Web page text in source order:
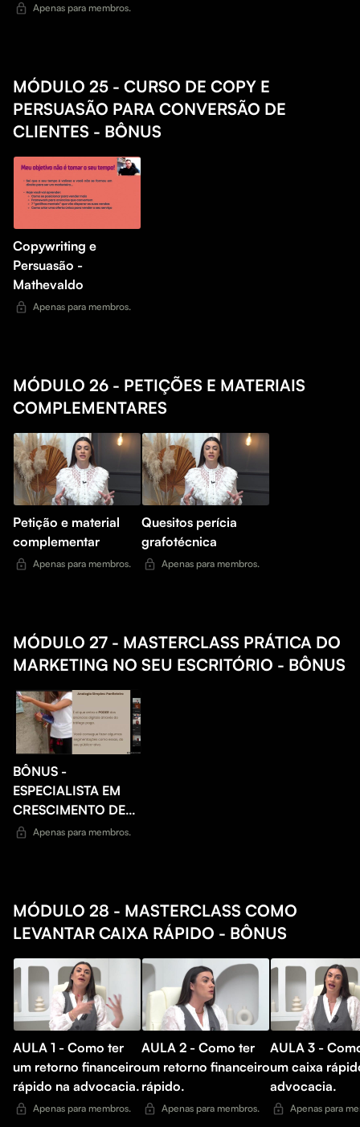
Apenas para membros.
MÓDULO 25 - CURSO DE COPY E
PERSUASÃO PARA CONVERSÃO DE
CLIENTES - BÔNUS
Copywriting e
Persuasão -
Mathevaldo
Apenas para membros.
MÓDULO 26 - PETIÇÕES E MATERIAIS
COMPLEMENTARES
Petição e material
complementar
Apenas para membros.
Quesitos perícia
grafotécnica
Apenas para membros.
MÓDULO 27 - MASTERCLASS PRÁTICA DO
MARKETING NO SEU ESCRITÓRIO - BÔNUS
BÔNUS -
ESPECIALISTA EM
CRESCIMENTO DE
ESCRITÓRIO FÍSICO
Apenas para membros.
MÓDULO 28 - MASTERCLASS COMO
LEVANTAR CAIXA RÁPIDO - BÔNUS
AULA 1 - Como ter
um retorno financeiro
rápido na advocacia.
Apenas para membros.
AULA 2 - Como ter
um retorno financeiro
rápido.
Apenas para membros.
AULA 3 -
um caixa
advocacia.
Apenas para